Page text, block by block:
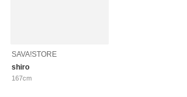
SAVA!STORE
shiro
167cm